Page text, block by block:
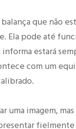
que não
Ela pode até
estará
com um
uma imagem,
fielmente